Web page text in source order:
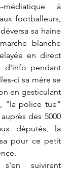
à
footballeurs,
sa haine
blanche
en direct
d'info pendant
ci sa mère se
en gesticulant
"la police tue"
des 5000
députés, la
pour ce petit
suivirent